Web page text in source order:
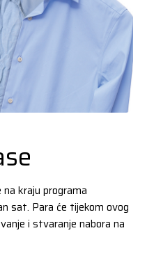
kraju programa
sat. Para će tijekom ovog
i stvaranje nabora na